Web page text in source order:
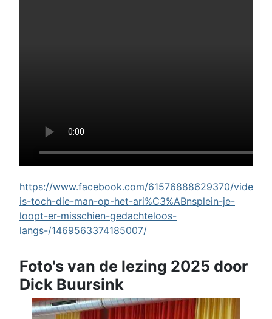
https://www.facebook.com/61576888629370/videos/
is-toch-die-man-op-het-ari%C3%ABnsplein-je-
loopt-er-misschien-gedachteloos-
langs-/1469563374185007/
Foto's van de lezing 2025 door
Dick Buursink